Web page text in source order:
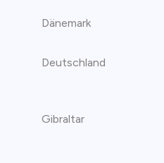
Dänemark
Deutschland
Gibraltar